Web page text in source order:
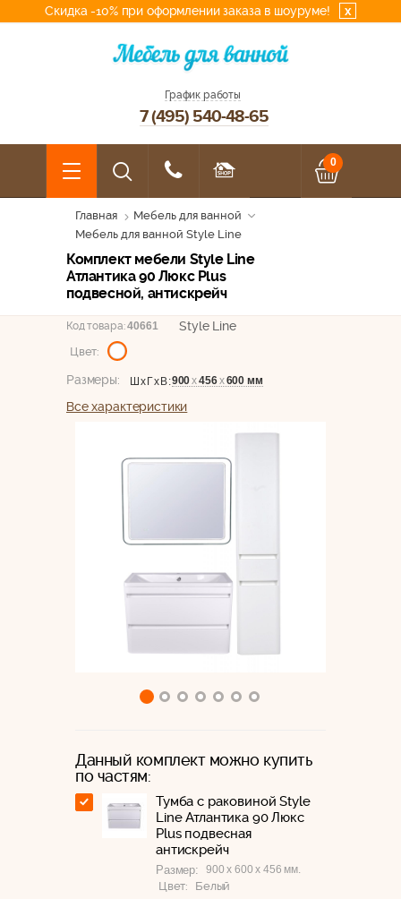
Скидка -10% при оформлении заказа в шоуруме! x
График работы
7 (495) 540-48-65
0
Главная
Мебель для ванной
Мебель для ванной Style Line
Комплект мебели Style Line
Атлантика 90 Люкс Plus
подвесной, антискрейч
Код товара: 40661 Style Line
Цвет:
Размеры: ШхГхВ:900х456х600 мм
Все характеристики
Данный комплект можно купить
по частям:
Тумба с раковиной Style
Line Атлантика 90 Люкс
Plus подвесная
антискрейч
Размер: 900 x 600 x 456 мм.
Цвет: Белый